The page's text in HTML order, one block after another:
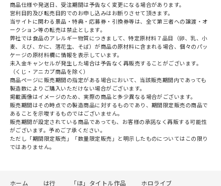
商品仕様や発送日、受注期間は予告なく変更になる場合があります。
営利目的及び転売目的でのお申し込みはお断りさせて頂きます。
当サイトに関わる景品・特典・応募券・引換券等は、全て第三者への譲渡・オ
ークション等の転売は禁止とします。
弊社では食品のアレルギー物質につきまして、特定原材料７品目（卵、乳、小
麦、えび、かに、落花生、そば）が商品の原材料に含まれる場合、個々のパッ
ケージの原材料欄に情報を表示しています。
未入金キャンセルが発生した場合は予告なく再販売することがございます。
（くじ・アニカプ商品を除く）
商品ページに販売期間の指定がある場合において、当該販売期間内であっても
製造数によりご購入いただけない場合がございます。
掲載画像はイメージのため、実際の商品と多少異なる場合がございます。
販売期間はその時点での製造商品に対するものであり、期間限定販売の商品で
あることを示唆するものではございません。
販売期間が設定されている商品であっても、お客様の承諾なく再販する可能性
がございます。予めご了承ください。
ただし「期間限定販売」「数量限定販売」と明示したものについてはこの限り
ではありません。
ホーム は行 「ほ」タイトル作品
ホロライブ